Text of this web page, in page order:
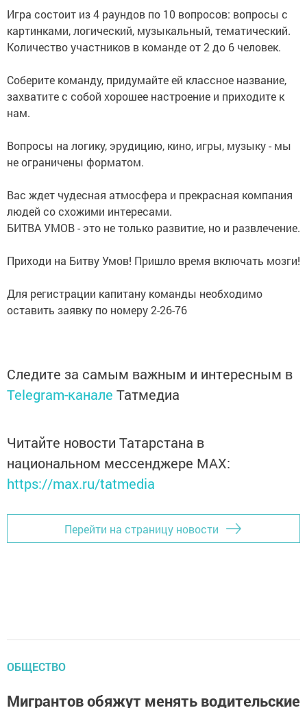
Игра состоит из 4 раундов по 10 вопросов: вопросы с
картинками, логический, музыкальный, тематический.
Количество участников в команде от 2 до 6 человек.
Соберите команду, придумайте ей классное название,
захватите с собой хорошее настроение и приходите к
нам.
Вопросы на логику, эрудицию, кино, игры, музыку - мы
не ограничены форматом.
Вас ждет чудесная атмосфера и прекрасная компания
людей со схожими интересами.
БИТВА УМОВ - это не только развитие, но и развлечение.
Приходи на Битву Умов! Пришло время включать мозги!
Для регистрации капитану команды необходимо
оставить заявку по номеру 2-26-76
Следите за самым важным и интересным в
Telegram-канале Татмедиа
Читайте новости Татарстана в
национальном мессенджере MАХ:
https://max.ru/tatmedia
Перейти на страницу новости
ОБЩЕСТВО
Мигрантов обяжут менять водительские